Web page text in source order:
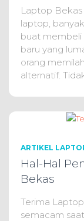
Laptop
laptop,
buat membeli
baru yang
orang
alternatif.
ARTIKEL
Hal-Hal
Bekas
Terima
semacam